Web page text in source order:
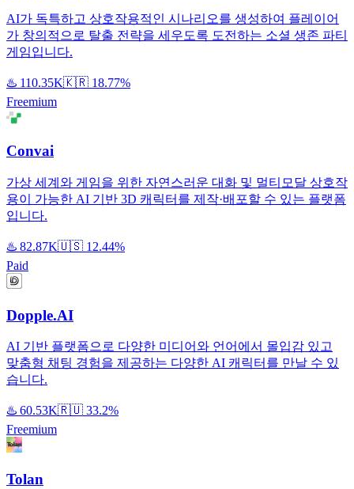
AI가 독특하고 상호작용적인 시나리오를 생성하여 플레이어
가 창의적으로 탈출 전략을 세우도록 도전하는 소셜 생존 파티
게임입니다.
♨️ 110.35K🇰🇷 18.77%
Freemium
Convai
가상 세계와 게임을 위한 자연스러운 대화 및 멀티모달 상호작
용이 가능한 AI 기반 3D 캐릭터를 제작·배포할 수 있는 플랫폼
입니다.
♨️ 82.87K🇺🇸 12.44%
Paid
Dopple.AI
AI 기반 플랫폼으로 다양한 미디어와 언어에서 몰입감 있고
맞춤형 채팅 경험을 제공하는 다양한 AI 캐릭터를 만날 수 있
습니다.
♨️ 60.53K🇷🇺 33.2%
Freemium
Tolan